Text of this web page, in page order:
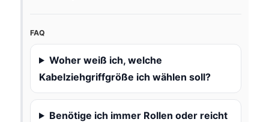
FAQ
Woher weiß ich, welche
Kabelziehgriffgröße ich wählen soll?
Benötige ich immer Rollen oder reicht